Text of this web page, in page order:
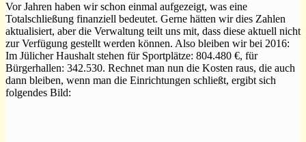
Vor Jahren haben wir schon einmal aufgezeigt, was eine
Totalschließung finanziell bedeutet. Gerne hätten wir dies Zahlen
aktualisiert, aber die Verwaltung teilt uns mit, dass diese aktuell nicht
zur Verfügung gestellt werden können. Also bleiben wir bei 2016:
Im Jülicher Haushalt stehen für Sportplätze: 804.480 €, für
Bürgerhallen: 342.530. Rechnet man nun die Kosten raus, die auch
dann bleiben, wenn man die Einrichtungen schließt, ergibt sich
folgendes Bild: